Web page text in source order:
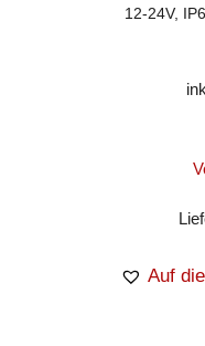
12-24V,
Auf